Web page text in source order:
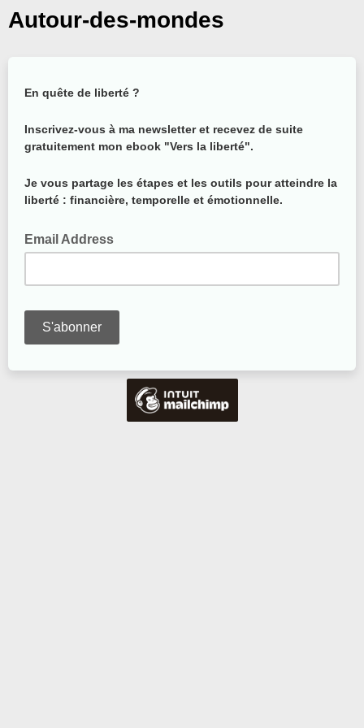
Autour-des-mondes
En quête de liberté ?
Inscrivez-vous à ma newsletter et recevez de suite
gratuitement mon ebook "Vers la liberté".
Je vous partage les étapes et les outils pour atteindre la
liberté : financière, temporelle et émotionnelle.
Email Address